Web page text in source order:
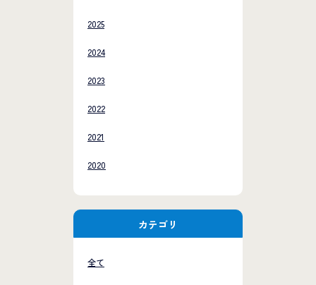
2025
2024
2023
2022
2021
2020
カテゴリ
全て